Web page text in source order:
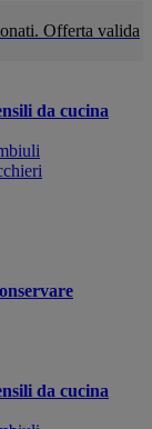
Offerta valida
da cucina
da cucina